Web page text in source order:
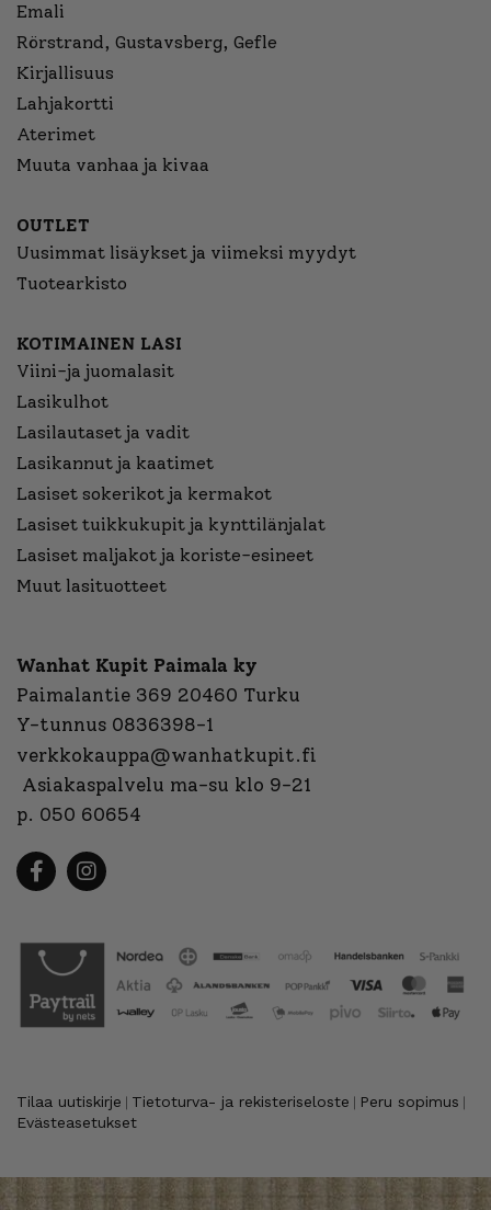
Emali
Rörstrand, Gustavsberg, Gefle
Kirjallisuus
Lahjakortti
Aterimet
Muuta vanhaa ja kivaa
OUTLET
Uusimmat lisäykset ja viimeksi myydyt
Tuotearkisto
KOTIMAINEN LASI
Viini-ja juomalasit
Lasikulhot
Lasilautaset ja vadit
Lasikannut ja kaatimet
Lasiset sokerikot ja kermakot
Lasiset tuikkukupit ja kynttilänjalat
Lasiset maljakot ja koriste-esineet
Muut lasituotteet
Wanhat Kupit Paimala ky
Paimalantie 369 20460 Turku
Y-tunnus 0836398-1
verkkokauppa@wanhatkupit.fi
Asiakaspalvelu ma-su klo 9-21
p. 050 60654
Tilaa uutiskirje Tietoturva- ja rekisteriseloste Peru sopimus
Evästeasetukset